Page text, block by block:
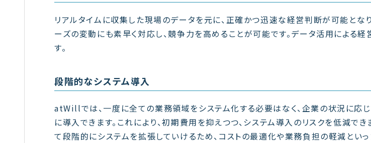
リアルタイムに収集した現場のデータを元に、正確かつ迅速な経営判断が可能とな
ーズの変動にも素早く対応し、競争力を高めることが可能です。データ活用による
す。
段階的なシステム導入
atWillでは、一度に全ての業務領域をシステム化する必要はなく、企業の状況に応
に導入できます。これにより、初期費用を抑えつつ、システム導入のリスクを低減で
て段階的にシステムを拡張していけるため、コストの最適化や業務負担の軽減とい